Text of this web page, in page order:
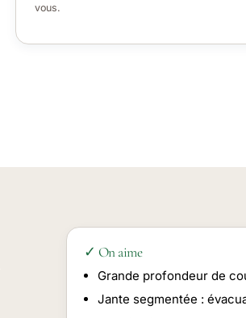
vous.
✓ On aime
Grande profondeur de
Jante segmentée :